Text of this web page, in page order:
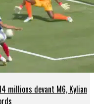
millions devant M6, Kylian